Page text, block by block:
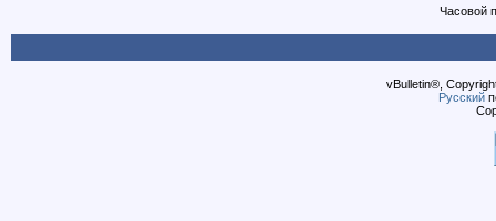
Часовой
vBulletin®,
Русский